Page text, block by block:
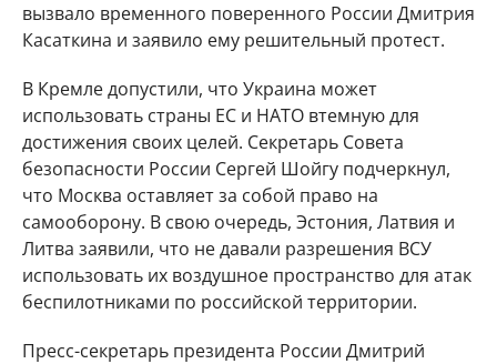
вызвало временного поверенного России Дмитрия
Касаткина и заявило ему решительный протест.
В Кремле допустили, что Украина может
использовать страны ЕС и НАТО втемную для
достижения своих целей. Секретарь Совета
безопасности России Сергей Шойгу подчеркнул,
что Москва оставляет за собой право на
самооборону. В свою очередь, Эстония, Латвия и
Литва заявили, что не давали разрешения ВСУ
использовать их воздушное пространство для атак
беспилотниками по российской территории.
Пресс-секретарь президента России Дмитрий